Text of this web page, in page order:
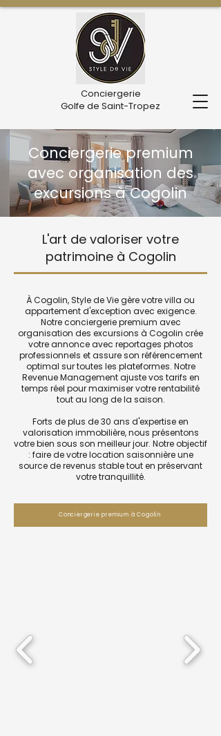
Conciergerie
Golfe de Saint-Tropez
Conciergerie premium
avec organisation des
excursions à Cogolin
L'art de valoriser votre
patrimoine à Cogolin
À Cogolin, Style de Vie gère votre villa ou
appartement d'exception avec exigence.
Notre conciergerie premium avec
organisation des excursions à Cogolin crée
votre annonce avec reportages photos
professionnels et assure son référencement
optimal sur toutes les plateformes. Notre
Revenue Management ajuste vos tarifs en
temps réel pour maximiser votre rentabilité
tout au long de la saison.
Forts de plus de 30 ans d'expertise en
valorisation immobilière, nous présentons
votre bien sous son meilleur jour. Notre objectif
: faire de votre location saisonnière une
source de revenus stable tout en préservant
votre tranquillité.
Conciergerie premium à Cogolin